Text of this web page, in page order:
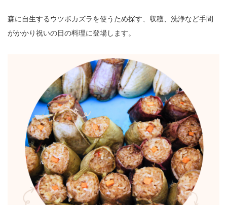
森に自生するウツボカズラを使うため探す、収穫、洗浄など手間
がかかり祝いの日の料理に登場します。